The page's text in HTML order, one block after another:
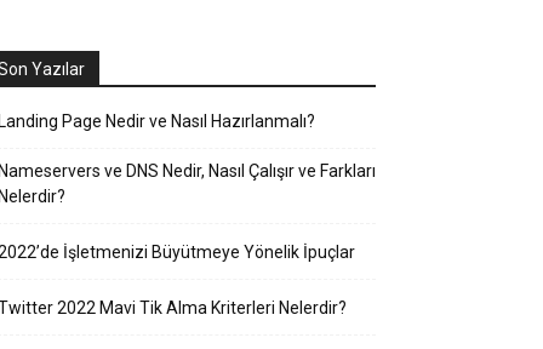
Yazılar
Landing Page Nedir ve Nasıl Hazırlanmalı?
Nameservers ve DNS Nedir, Nasıl Çalışır ve Farkları
Nelerdir?
İşletmenizi Büyütmeye Yönelik İpuçlar
2022 Mavi Tik Alma Kriterleri Nelerdir?